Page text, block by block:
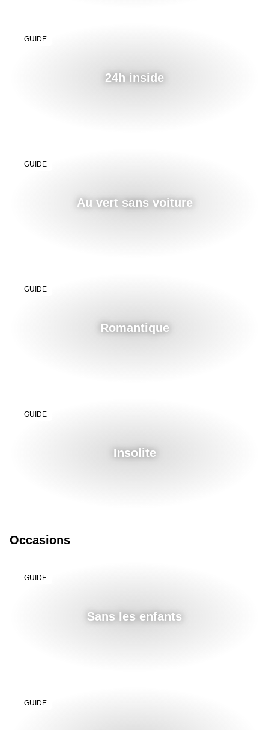
GUIDE
24h inside
GUIDE
Au vert sans voiture
GUIDE
Romantique
GUIDE
Insolite
Occasions
GUIDE
Sans les enfants
GUIDE